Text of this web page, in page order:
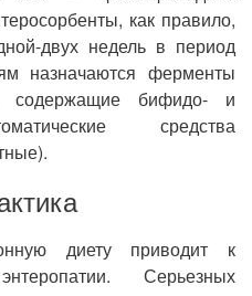
как правило,
двух недель в период
назначаются ферменты
содержащие бифидо- и
средства
диету приводит к
Серьезных